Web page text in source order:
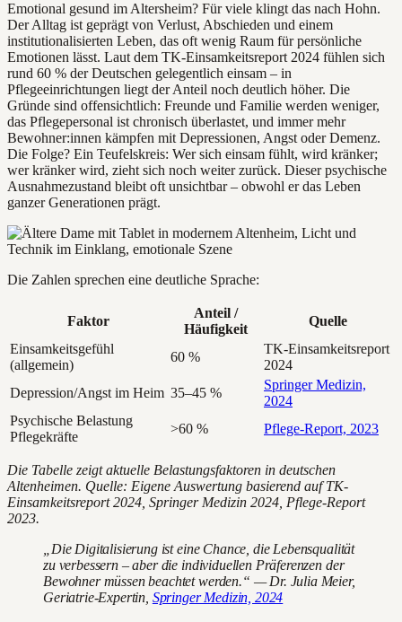
Emotional gesund im Altersheim? Für viele klingt das nach Hohn.
Der Alltag ist geprägt von Verlust, Abschieden und einem
institutionalisierten Leben, das oft wenig Raum für persönliche
Emotionen lässt. Laut dem TK-Einsamkeitsreport 2024 fühlen sich
rund 60 % der Deutschen gelegentlich einsam – in
Pflegeeinrichtungen liegt der Anteil noch deutlich höher. Die
Gründe sind offensichtlich: Freunde und Familie werden weniger,
das Pflegepersonal ist chronisch überlastet, und immer mehr
Bewohner:innen kämpfen mit Depressionen, Angst oder Demenz.
Die Folge? Ein Teufelskreis: Wer sich einsam fühlt, wird kränker;
wer kränker wird, zieht sich noch weiter zurück. Dieser psychische
Ausnahmezustand bleibt oft unsichtbar – obwohl er das Leben
ganzer Generationen prägt.
Die Zahlen sprechen eine deutliche Sprache:
Faktor
Anteil /
Häufigkeit
Quelle
Einsamkeitsgefühl
(allgemein)
60 %
TK-Einsamkeitsreport
2024
Depression/Angst im Heim 35–45 %
Springer Medizin,
2024
Psychische Belastung
Pflegekräfte
>60 % Pflege-Report, 2023
Die Tabelle zeigt aktuelle Belastungsfaktoren in deutschen
Altenheimen. Quelle: Eigene Auswertung basierend auf TK-
Einsamkeitsreport 2024, Springer Medizin 2024, Pflege-Report
2023.
„Die Digitalisierung ist eine Chance, die Lebensqualität
zu verbessern – aber die individuellen Präferenzen der
Bewohner müssen beachtet werden.“ — Dr. Julia Meier,
Geriatrie-Expertin, Springer Medizin, 2024